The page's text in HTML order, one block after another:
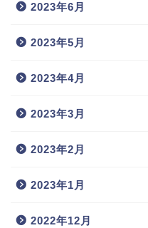
2023年6月
2023年5月
2023年4月
2023年3月
2023年2月
2023年1月
2022年12月